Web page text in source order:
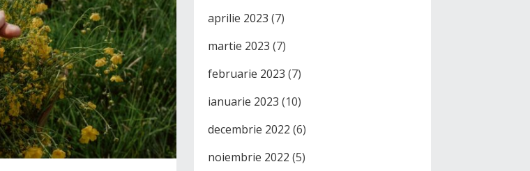
aprilie 2023 (7)
martie 2023 (7)
februarie 2023 (7)
ianuarie 2023 (10)
decembrie 2022 (6)
noiembrie 2022 (5)